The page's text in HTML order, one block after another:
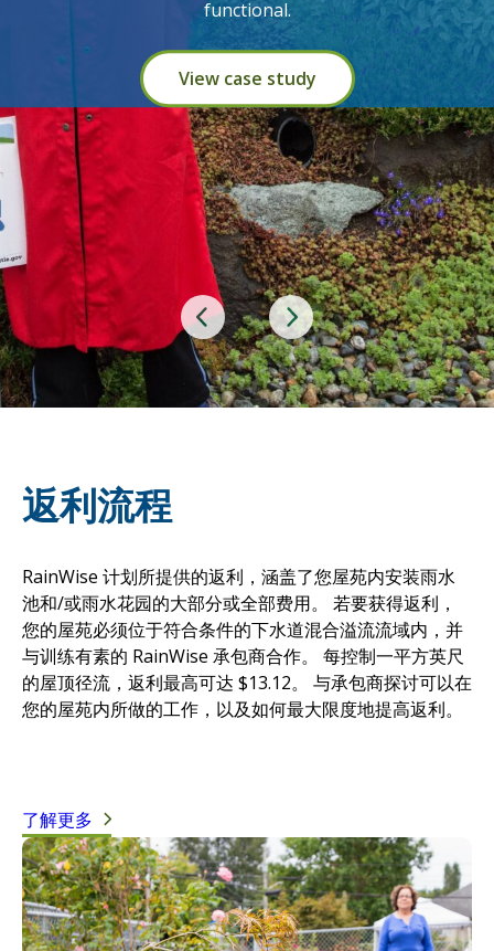
functional.
View case study
返利流程
RainWise 计划所提供的返利，涵盖了您屋苑内安装雨水
池和/或雨水花园的大部分或全部费用。 若要获得返利，
您的屋苑必须位于符合条件的下水道混合溢流流域内，并
与训练有素的 RainWise 承包商合作。 每控制一平方英尺
的屋顶径流，返利最高可达 $13.12。 与承包商探讨可以在
您的屋苑内所做的工作，以及如何最大限度地提高返利。
了解更多